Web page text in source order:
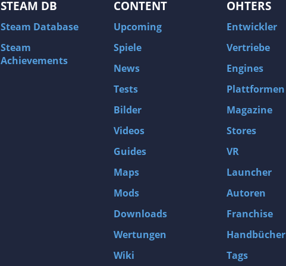
STEAM DB
Steam Database
Steam
Achievements
CONTENT
Upcoming
Spiele
News
Tests
Bilder
Videos
Guides
Maps
Mods
Downloads
Wertungen
Wiki
OHTERS
Entwickler
Vertriebe
Engines
Plattformen
Magazine
Stores
VR
Launcher
Autoren
Franchise
Handbücher
Tags